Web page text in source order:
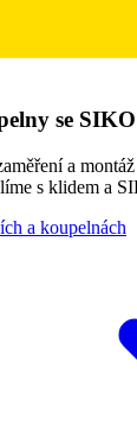
se SIKO
a
s klidem a
a koupelnách